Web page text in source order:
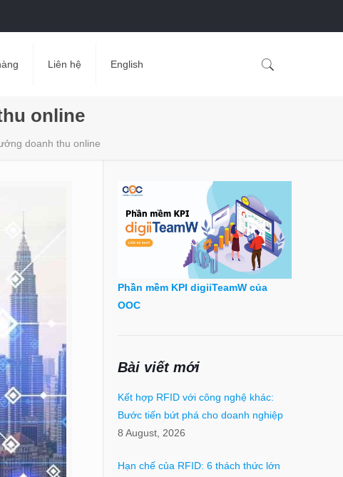
Liên hệ English
online
doanh thu online
Phần mềm KPI digiiTeamW của
OOC
Bài viết mới
Kết hợp RFID với công nghệ khác:
Bước tiến bứt phá cho doanh nghiệp
8 August, 2026
Hạn chế của RFID: 6 thách thức lớn